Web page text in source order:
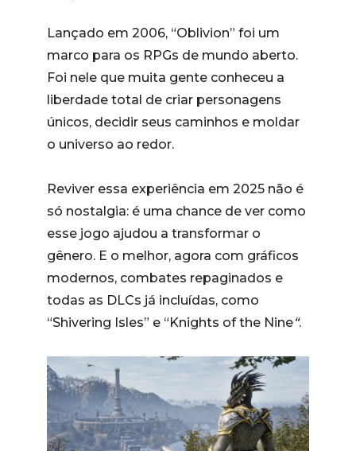
Lançado em 2006, “Oblivion” foi um
marco para os RPGs de mundo aberto.
Foi nele que muita gente conheceu a
liberdade total de criar personagens
únicos, decidir seus caminhos e moldar
o universo ao redor.
Reviver essa experiência em 2025 não é
só nostalgia: é uma chance de ver como
esse jogo ajudou a transformar o
gênero. E o melhor, agora com gráficos
modernos, combates repaginados e
todas as DLCs já incluídas, como
“Shivering Isles” e “Knights of the Nine“.